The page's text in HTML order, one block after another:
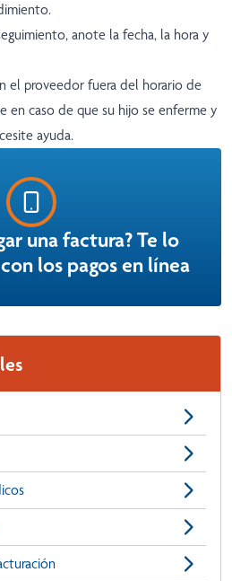
anote la fecha, la hora y
el proveedor fuera del horario de
en caso de que su hijo se enferme y
ayuda.
una factura? Te lo
los pagos en línea